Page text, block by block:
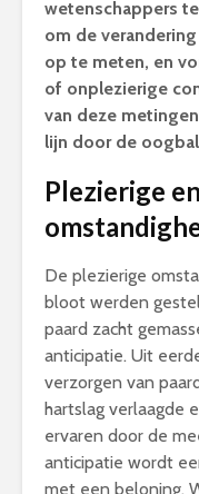
wetenschappers
om de
op te meten, en
of onplezierige
van deze
lijn door de
Plezierige
De plezierige
bloot werden
paard zacht
anticipatie. Uit
verzorgen van
hartslag verlaagde
ervaren door de
anticipatie wordt
met een beloning.